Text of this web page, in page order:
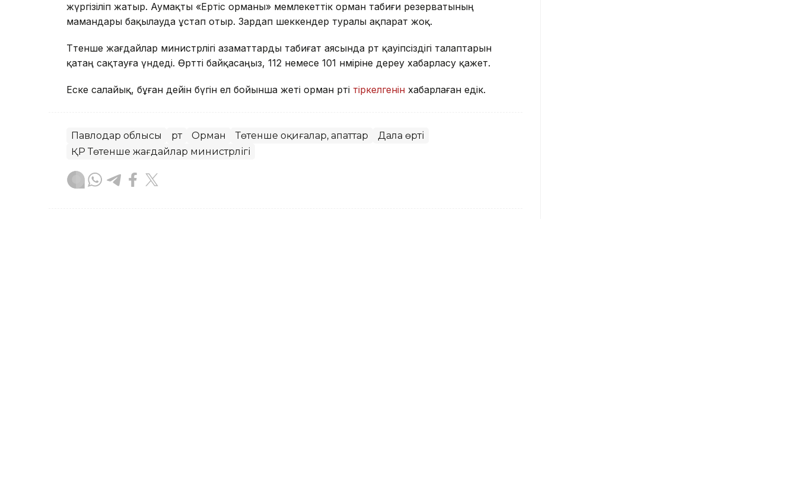
жүргізіліп жатыр. Аумақты «Ертіс орманы» мемлекеттік орман табиғи резерватының
мамандары бақылауда ұстап отыр. Зардап шеккендер туралы ақпарат жоқ.
Төтенше жағдайлар министрлігі азаматтарды табиғат аясында өрт қауіпсіздігі талаптарын
қатаң сақтауға үндеді. Өртті байқасаңыз, 112 немесе 101 нөміріне дереу хабарласу қажет.
Еске салайық, бұған дейін бүгін ел бойынша жеті орман өрті тіркелгенін хабарлаған едік.
Павлодар облысы Өрт Орман Төтенше оқиғалар, апаттар
Дала өрті
ҚР Төтенше жағдайлар министрлігі